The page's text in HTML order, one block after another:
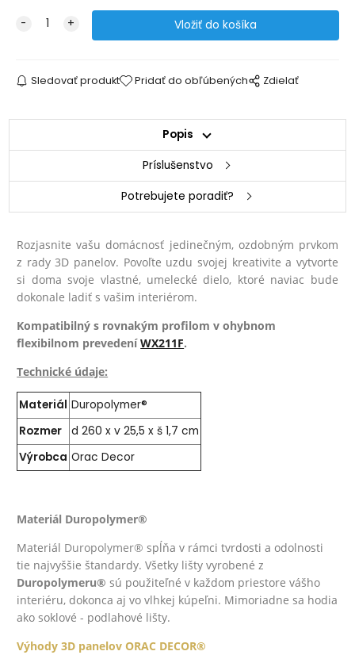
Sledovať produkt Pridať do obľúbených Zdielať
Popis
Príslušenstvo
Potrebujete poradiť?
Rozjasnite vašu domácnosť jedinečným, ozdobným prvkom
z rady 3D panelov. Povoľte uzdu svojej kreativite a vytvorte
si doma svoje vlastné, umelecké dielo, ktoré naviac bude
dokonale ladiť s vašim interiérom.
Kompatibilný s rovnakým profilom v ohybnom
flexibilnom prevedeníWX211F.
Technické údaje:
Materiál Duropolymer® ‎
Rozmer
d 260 x v 25,5 x š 1,7 cm
Výrobca Orac Decor
Materiál Duropolymer®
Materiál Duropolymer® spĺňa v rámci tvrdosti a odolnosti
tie najvyššie štandardy. Všetky lišty vyrobené z
Duropolymeru® sú použiteľné v každom priestore vášho
interiéru, dokonca aj vo vlhkej kúpeľni. Mimoriadne sa hodia
ako soklové - podlahové lišty.
Výhody 3D panelov ORAC DECOR®